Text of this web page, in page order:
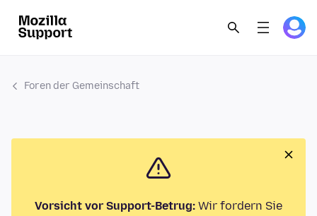
Foren der Gemeinschaft
Vorsicht vor Support-Betrug: Wir fordern Sie